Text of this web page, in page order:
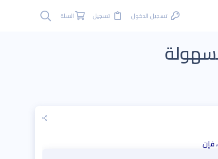
تسجيل الدخول تسجيل السلة